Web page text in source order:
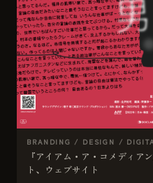
BRANDING / DESIGN /
『アイアム・ア・コメディア
ト、ウェブサイト